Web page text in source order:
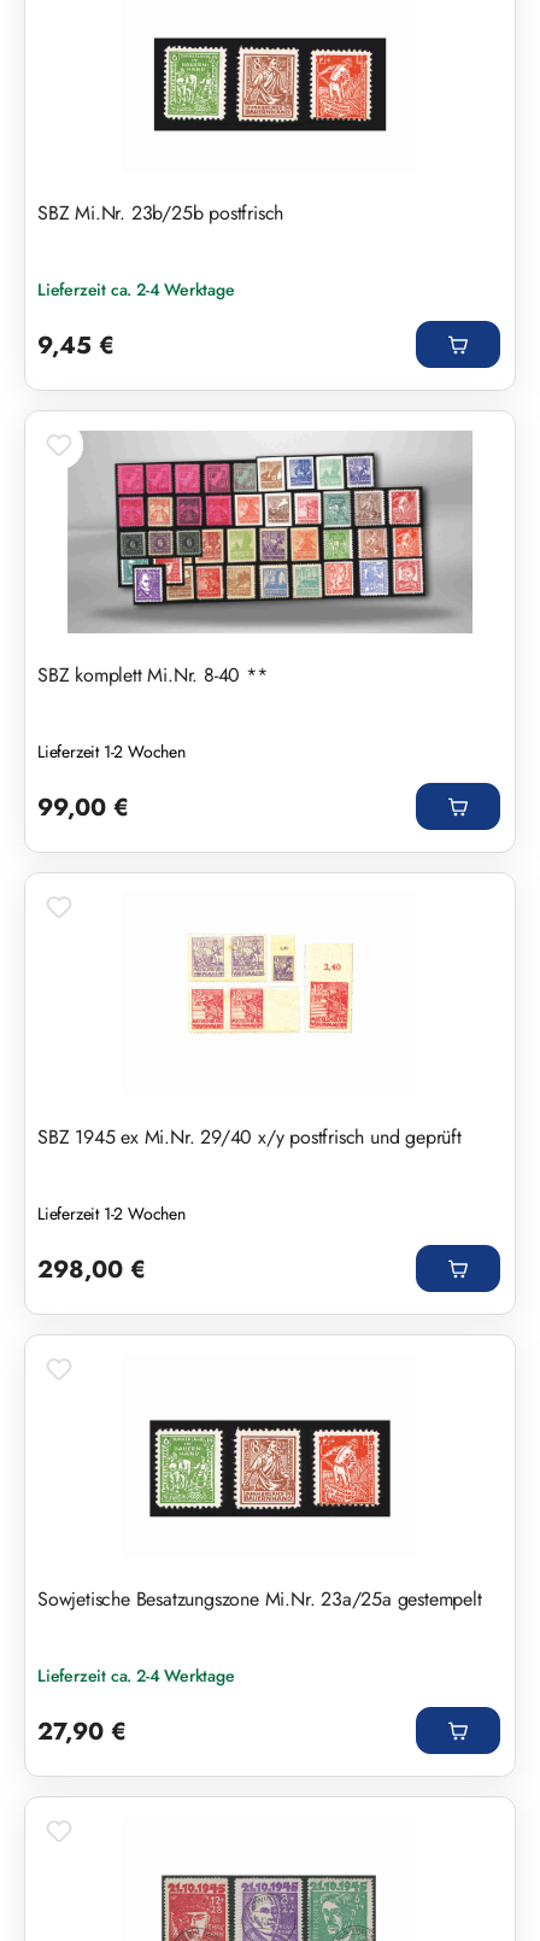
SBZ Mi.Nr. 23b/25b postfrisch
Lieferzeit ca. 2-4 Werktage
9,45 €
SBZ komplett Mi.Nr. 8-40 **
Lieferzeit 1-2 Wochen
99,00 €
SBZ 1945 ex Mi.Nr. 29/40 x/y postfrisch und geprüft
Lieferzeit 1-2 Wochen
298,00 €
Sowjetische Besatzungszone Mi.Nr. 23a/25a gestempelt
Lieferzeit ca. 2-4 Werktage
27,90 €